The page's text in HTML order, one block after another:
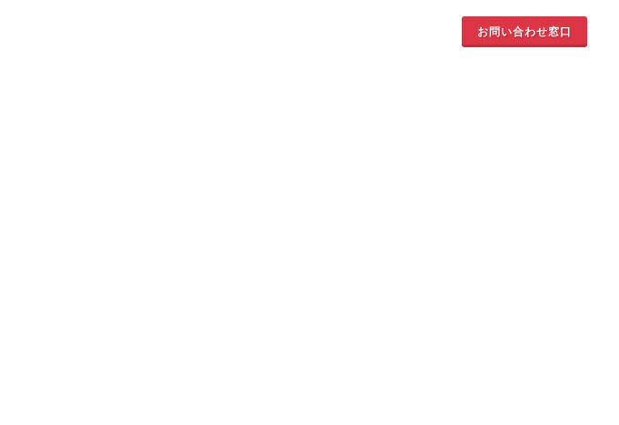
お問い合わせ窓口